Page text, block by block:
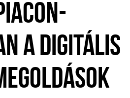
A DIGITÁLIS